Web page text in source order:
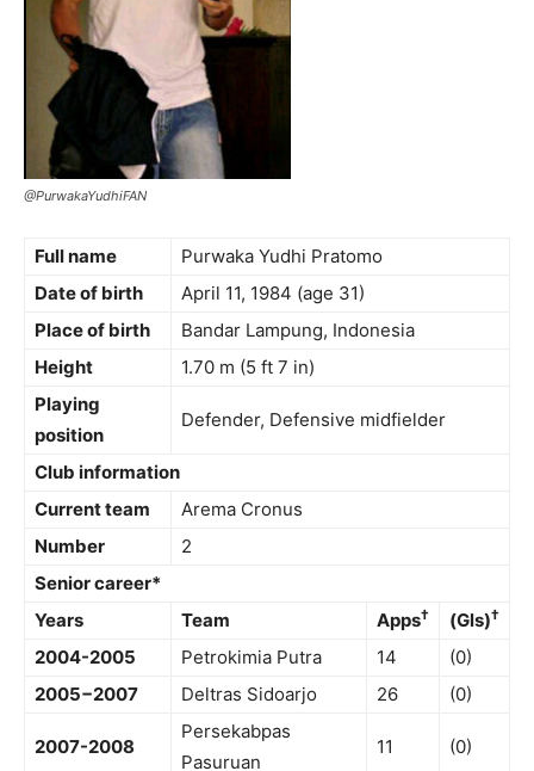
@PurwakaYudhiFAN
Full name
Purwaka Yudhi Pratomo
Date of birth
April 11, 1984 (age 31)
Place of birth
Bandar Lampung, Indonesia
Height
1.70 m (5 ft 7 in)
Playing
position
Defender, Defensive midfielder
Club information
Current team
Arema Cronus
Number
2
Senior career*
Years
Team Apps† (Gls)†
2004-2005 Petrokimia Putra 14
(0)
2005−2007
Deltras Sidoarjo 26 (0)
2007-2008
Persekabpas
Pasuruan
11 (0)